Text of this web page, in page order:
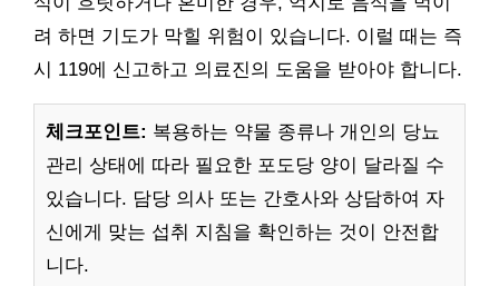
려 하면 기도가 막힐 위험이 있습니다. 이럴 때는 즉
시 119에 신고하고 의료진의 도움을 받아야 합니다.
체크포인트: 복용하는 약물 종류나 개인의 당뇨
관리 상태에 따라 필요한 포도당 양이 달라질 수
있습니다. 담당 의사 또는 간호사와 상담하여 자
신에게 맞는 섭취 지침을 확인하는 것이 안전합
니다.